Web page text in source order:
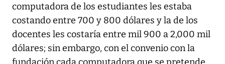
computadora de los estudiantes les estaba
costando entre 700 y 800 dólares y la de los
docentes les costaría entre mil 900 a 2,000 mil
dólares; sin embargo, con el convenio con la